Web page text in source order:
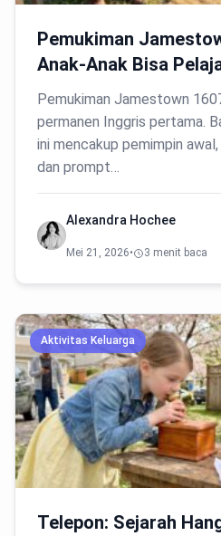
Pemukiman
Anak-Anak Bisa
Pemukiman Jamestown
permanen Inggris pertama.
ini mencakup pemimpin
dan prompt…
Alexandra Hochee
Mei 21, 2026• 3 menit baca
Aktivitas Keluarga
Telepon: Sejarah